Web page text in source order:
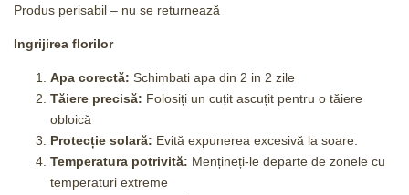
Produs perisabil – nu se returnează
Ingrijirea florilor
Apa corectă: Schimbati apa din 2 in 2 zile
Tăiere precisă: Folosiți un cuțit ascuțit pentru o tăiere
obloică
Protecție solară: Evită expunerea excesivă la soare.
Temperatura potrivită: Mențineți-le departe de zonele cu
temperaturi extreme